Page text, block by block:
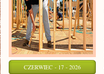
CZERWIEC - 17 - 2026